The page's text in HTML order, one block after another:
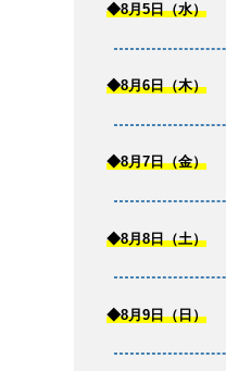
◆8月5日（水）
◆8月6日（木）
◆8月7日（金）
◆8月8日（土）
◆8月9日（日）